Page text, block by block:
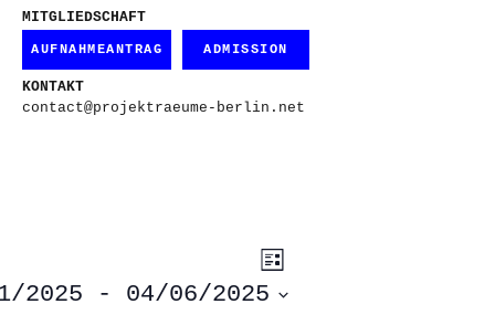
MITGLIEDSCHAFT
AUFNAHMEANTRAG ADMISSION
KONTAKT
contact@projektraeume-berlin.net
ANSICHTEN-
NAVIGATION
VERANSTALTUNG
ANSICHTEN-
Liste
2025 - 04/06/2025